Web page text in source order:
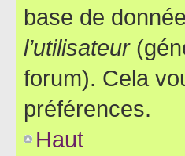
base de
l’utilisateur
forum). Cela
préférences.
Haut